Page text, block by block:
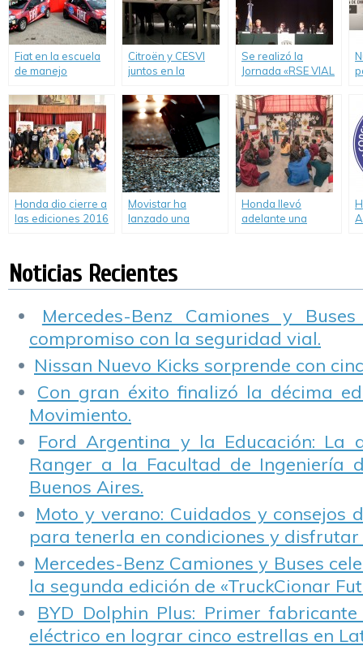
Fiat en la escuela
de manejo
Experience”.
Citroën y CESVI
juntos en la
mejorar la
Educación Vial.
Se realizó la
Jornada «RSE VIAL
en las empresas»
Honda dio cierre a
las ediciones 2016
Movimiento”.
Movistar ha
lanzado una
utilizar el celular
mientras se
Honda llevó
adelante una
Noticias Recientes
Mercedes-Benz Camiones y
compromiso con la seguridad vial.
Nissan Nuevo Kicks sorprende con
Con gran éxito finalizó la décima
Movimiento.
Ford Argentina y la Educación: La
Ranger a la Facultad de Ingeniería
Buenos Aires.
Moto y verano: Cuidados y consejos
para tenerla en condiciones y disfrutar
Mercedes-Benz Camiones y Buses
la segunda edición de «TruckCionar
BYD Dolphin Plus: Primer
eléctrico en lograr cinco estrellas en